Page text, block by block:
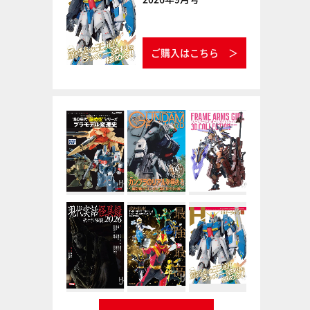
ご購入はこちら